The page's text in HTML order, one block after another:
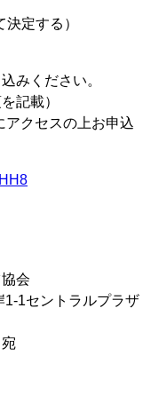
定する）
みください。
記載）
クセスの上お申込
会
1セントラルプラザ